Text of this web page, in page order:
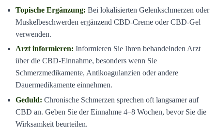
Topische Ergänzung: Bei lokalisierten Gelenkschmerzen oder
Muskelbeschwerden ergänzend CBD-Creme oder CBD-Gel
verwenden.
Arzt informieren: Informieren Sie Ihren behandelnden Arzt
über die CBD-Einnahme, besonders wenn Sie
Schmerzmedikamente, Antikoagulanzien oder andere
Dauermedikamente einnehmen.
Geduld: Chronische Schmerzen sprechen oft langsamer auf
CBD an. Geben Sie der Einnahme 4–8 Wochen, bevor Sie die
Wirksamkeit beurteilen.